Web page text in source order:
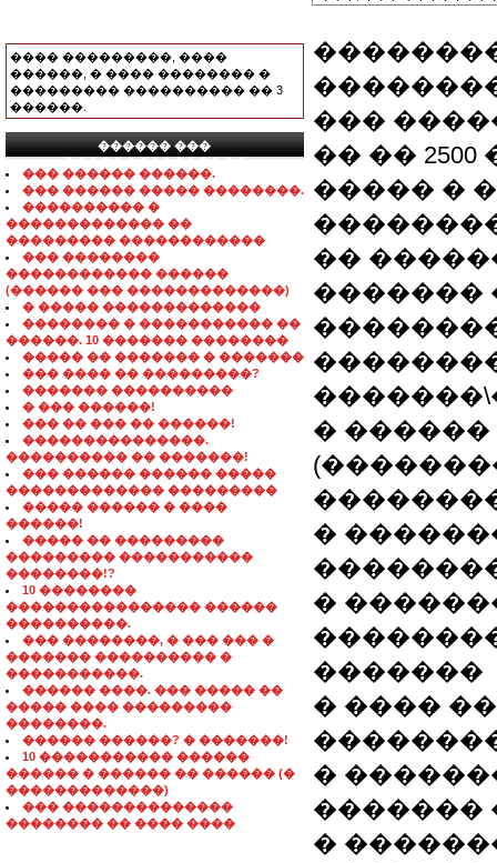
���� ���������, ����
������, � ���� �������� �
��������� ���������� �� 3
������.
������ ���
���������������
��� ������ ������.
��� ������ ����� ��������.
���������� �
������������� ��
��������� ������������
��� ��������
������������ ������
(������ ��� �������������)
� ����� �������������
�������� � ����������� ��
������. 10 ������� ��������
����� �� ������� � �������
��� ���� �� ���������?
������� ����������
� ��� ������!
��� �� ��� �� ������!
���������������.
���������� �� �������!
��� ������ ������ �����
������������� ���������
����� ������ � ����
������!
����� �� ���������
��������� �����������
��������!?
10 ��������
���������������� ������
����������.
��� ��������, � ��� ��� �
������� ���������� �
�����������.
������ ����. ��� ����� ��
����� ���� ���������
��������.
������ ������? � �������!
10 ����������� ������
������ � ������ �� ������ (�
�������������)
��� ��������������
�������� �� ���� ����
���
�� ��
����� �
��
�������
�
�
�
�������
� ����
�
�������
�